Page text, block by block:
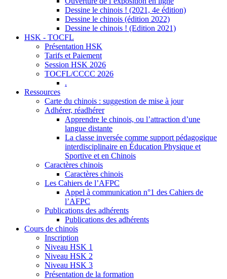
Dessine le chinois ! (2021, 4e édition)
Dessine le chinois (édition 2022)
Dessine le chinois ! (Edition 2021)
HSK - TOCFL
Présentation HSK
Tarifs et Paiement
Session HSK 2026
TOCFL/CCCC 2026
.
Ressources
Carte du chinois : suggestion de mise à jour
Adhérer, réadhérer
Apprendre le chinois, ou l’attraction d’une
langue distante
La classe inversée comme support pédagogique
interdisciplinaire en Éducation Physique et
Sportive et en Chinois
Caractères chinois
Caractères chinois
Les Cahiers de l’AFPC
Appel à communication n°1 des Cahiers de
l’AFPC
Publications des adhérents
Publications des adhérents
Cours de chinois
Inscription
Niveau HSK 1
Niveau HSK 2
Niveau HSK 3
Présentation de la formation